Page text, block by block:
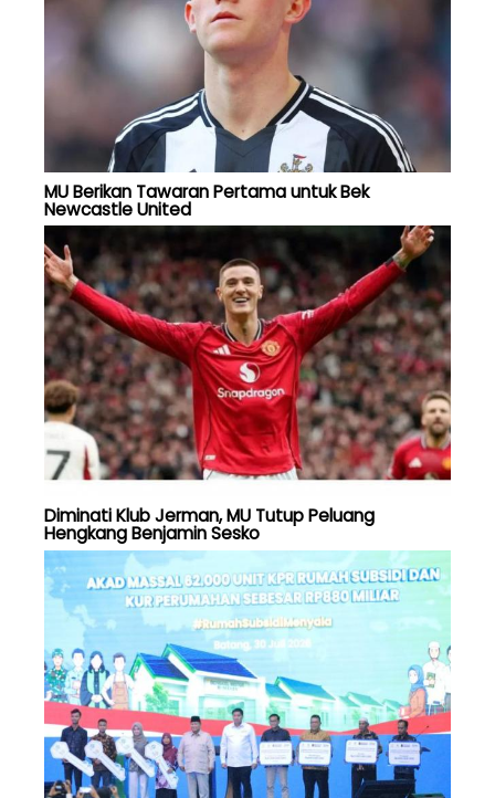
MU Berikan Tawaran Pertama untuk Bek
Newcastle United
Diminati Klub Jerman, MU Tutup Peluang
Hengkang Benjamin Sesko